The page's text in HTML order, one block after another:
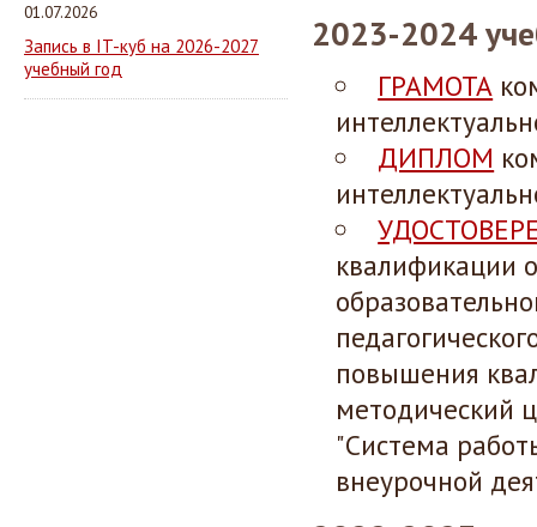
01.07.2026
Запись в IT-куб на 2026-2027
учебный год
2023-2024
ГРАМОТА
ДИПЛОМ
квалификации
повышения
методический
"Система
внеурочной